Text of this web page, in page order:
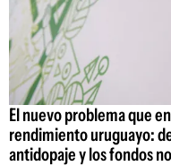
El nuevo problema que
rendimiento uruguayo:
antidopaje y los fondos